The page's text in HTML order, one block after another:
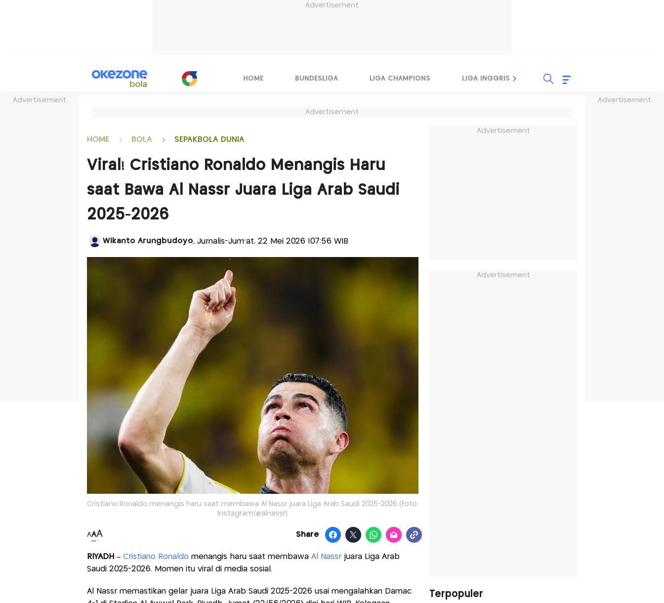
Advertisement
Advertisement Advertisement
HOME BUNDESLIGA LIGA CHAMPIONS LIGA INGGRIS LIGA ITALIA
Advertisement
HOME BOLA SEPAKBOLA DUNIA
Viral! Cristiano Ronaldo Menangis Haru
saat Bawa Al Nassr Juara Liga Arab Saudi
2025-2026
Wikanto Arungbudoyo, Jurnalis-Jum'at, 22 Mei 2026 |07:56 WIB
Cristiano Ronaldo menangis haru saat membawa Al Nassr juara Liga Arab Saudi 2025-2026 (Foto:
Instagram/@alnassr)
AAA Share
RIYADH – Cristiano Ronaldo menangis haru saat membawa Al Nassr juara Liga Arab
Saudi 2025-2026. Momen itu viral di media sosial.
Al Nassr memastikan gelar juara Liga Arab Saudi 2025-2026 usai mengalahkan Damac
Advertisement
Advertisement
Terpopuler